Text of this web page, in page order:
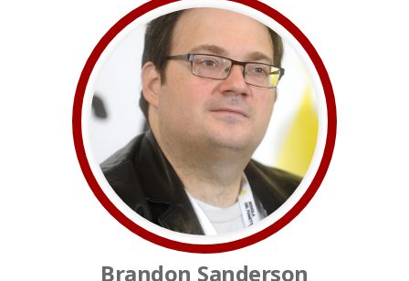
Brandon Sanderson